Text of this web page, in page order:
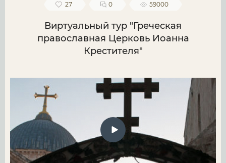
27 0 59000
Виртуальный тур "Греческая
православная Церковь Иоанна
Крестителя"